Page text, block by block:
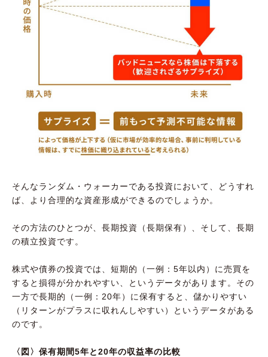
そんなランダム・ウォーカーである投資において、どうすれ
ば、より合理的な資産形成ができるのでしょうか。
その方法のひとつが、長期投資（長期保有）、そして、長期
の積立投資です。
株式や債券の投資では、短期的（一例：5年以内）に売買を
すると損得が分かれやすい、というデータがあります。その
一方で長期的（一例：20年）に保有すると、儲かりやすい
（リターンがプラスに収れんしやすい）というデータがある
のです。
〈図〉保有期間5年と20年の収益率の比較